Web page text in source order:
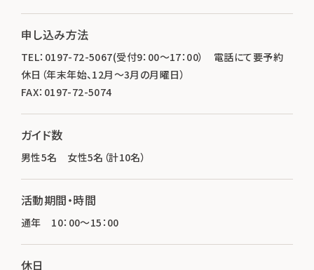
申し込み方法
TEL：0197-72-5067(受付9：00～17：00） 電話にて要予約
休日（年末年始、12月～3月の月曜日）
FAX：0197-72-5074
ガイド数
男性5名 女性5名（計10名）
活動期間・時間
通年 10：00～15：00
休日